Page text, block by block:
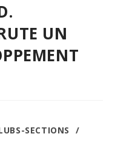
UN
SECTIONS
/